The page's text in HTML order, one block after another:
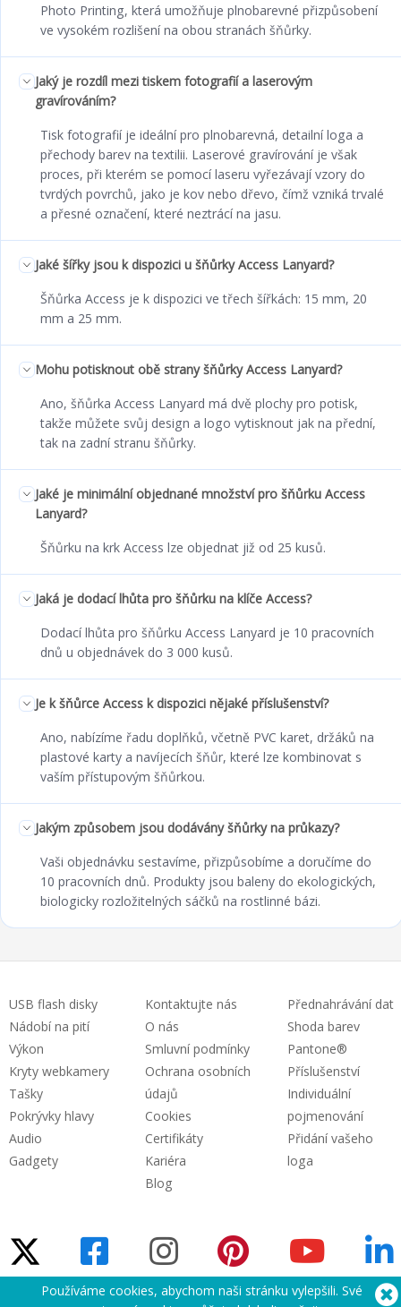
Photo Printing, která umožňuje plnobarevné přizpůsobení
ve vysokém rozlišení na obou stranách šňůrky.
Jaký je rozdíl mezi tiskem fotografií a laserovým
gravírováním?
Tisk fotografií je ideální pro plnobarevná, detailní loga a
přechody barev na textilii. Laserové gravírování je však
proces, při kterém se pomocí laseru vyřezávají vzory do
tvrdých povrchů, jako je kov nebo dřevo, čímž vzniká trvalé
a přesné označení, které neztrácí na jasu.
Jaké šířky jsou k dispozici u šňůrky Access Lanyard?
Šňůrka Access je k dispozici ve třech šířkách: 15 mm, 20
mm a 25 mm.
Mohu potisknout obě strany šňůrky Access Lanyard?
Ano, šňůrka Access Lanyard má dvě plochy pro potisk,
takže můžete svůj design a logo vytisknout jak na přední,
tak na zadní stranu šňůrky.
Jaké je minimální objednané množství pro šňůrku Access
Lanyard?
Šňůrku na krk Access lze objednat již od 25 kusů.
Jaká je dodací lhůta pro šňůrku na klíče Access?
Dodací lhůta pro šňůrku Access Lanyard je 10 pracovních
dnů u objednávek do 3 000 kusů.
Je k šňůrce Access k dispozici nějaké příslušenství?
Ano, nabízíme řadu doplňků, včetně PVC karet, držáků na
plastové karty a navíjecích šňůr, které lze kombinovat s
vaším přístupovým šňůrkou.
Jakým způsobem jsou dodávány šňůrky na průkazy?
Vaši objednávku sestavíme, přizpůsobíme a doručíme do
10 pracovních dnů. Produkty jsou baleny do ekologických,
biologicky rozložitelných sáčků na rostlinné bázi.
USB flash disky
Nádobí na pití
Výkon
Kryty webkamery
Tašky
Pokrývky hlavy
Audio
Gadgety
Kontaktujte nás
O nás
Smluvní podmínky
Ochrana osobních
údajů
Cookies
Certifikáty
Kariéra
Blog
Přednahrávání dat
Shoda barev
Pantone®
Příslušenství
Individuální
pojmenování
Přidání vašeho
loga
Používáme cookies, abychom naši stránku vylepšili. Své